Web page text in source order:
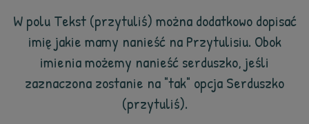
W polu Tekst (przytuliś) można dodatkowo dopisać
imię jakie mamy nanieść na Przytulisiu. Obok
imienia możemy nanieść serduszko, jeśli
zaznaczona zostanie na "tak" opcja Serduszko
(przytuliś).